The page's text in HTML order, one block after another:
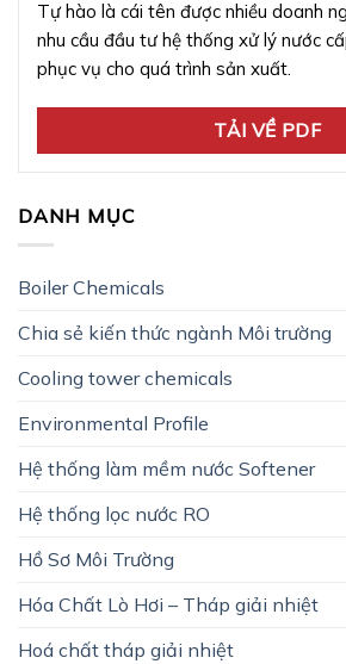
Tự hào là cái tên được nhiều doanh
nhu cầu đầu tư hệ thống xử lý nước
phục vụ cho quá trình sản xuất.
TẢI VỀ PDF
DANH MỤC
Boiler Chemicals
Chia sẻ kiến thức ngành Môi trường
Cooling tower chemicals
Environmental Profile
Hệ thống làm mềm nước Softener
Hệ thống lọc nước RO
Hồ Sơ Môi Trường
Hóa Chất Lò Hơi – Tháp giải nhiệt
Hoá chất tháp giải nhiệt